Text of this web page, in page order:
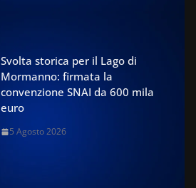
Svolta storica per il Lago di
Mormanno: firmata la
convenzione SNAI da 600 mila
euro
5 Agosto 2026